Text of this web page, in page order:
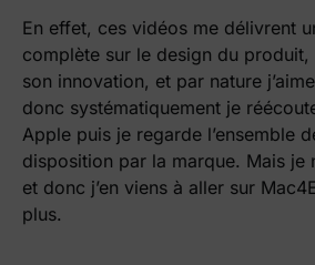
En effet, ces vidéos me délivrent
complète sur le design du produit,
son innovation, et par nature
donc systématiquement je
Apple puis je regarde l’ensemble
disposition par la marque. Mais je
et donc j’en viens à aller sur
plus.